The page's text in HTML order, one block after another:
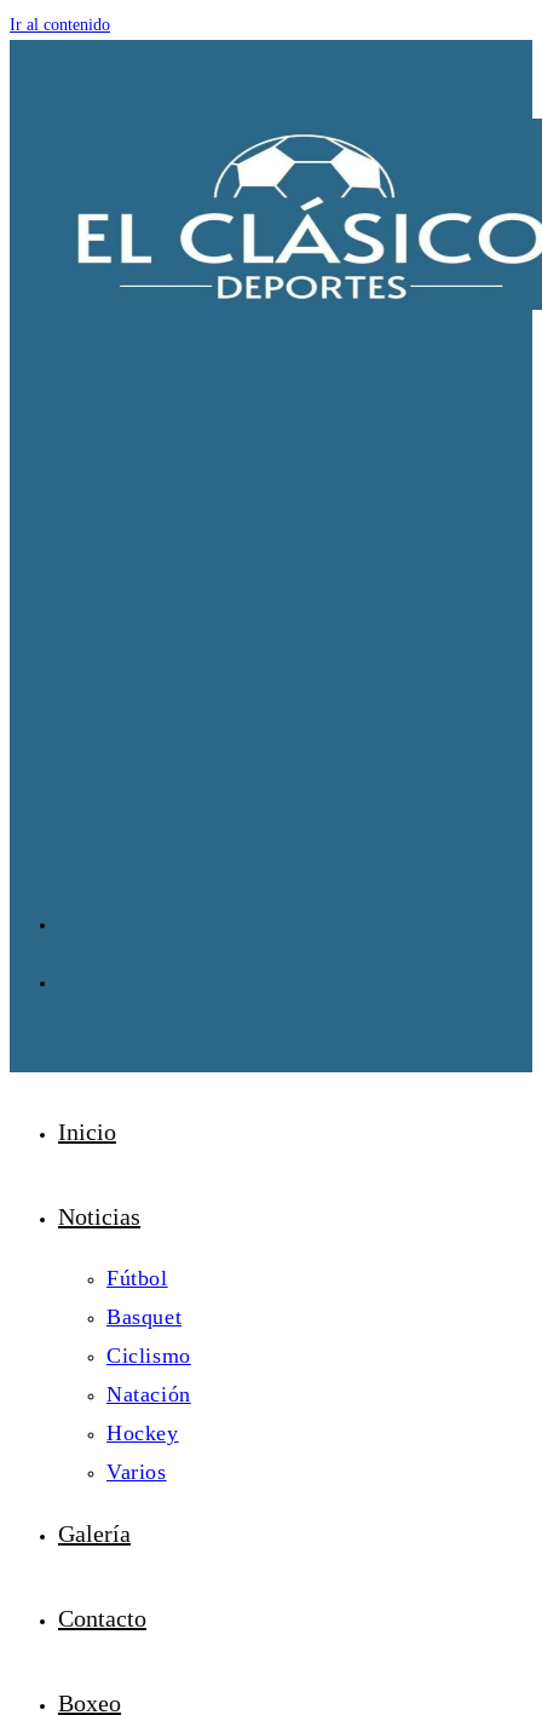
Ir al contenido
Inicio
Noticias
Fútbol
Basquet
Ciclismo
Natación
Hockey
Varios
Galería
Contacto
Boxeo